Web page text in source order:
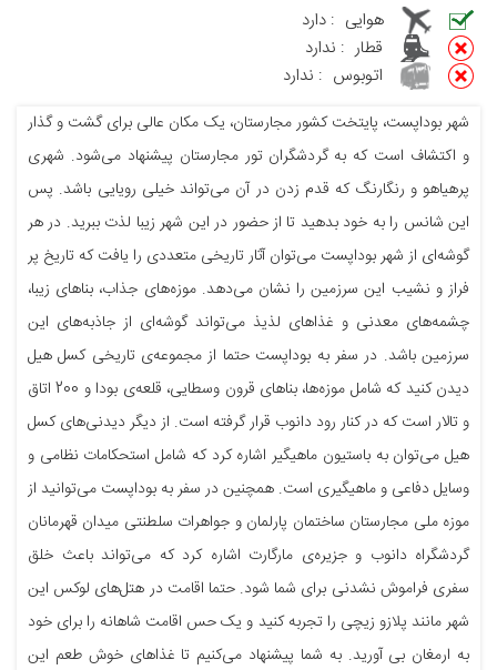
هوایی : دارد
قطار : ندارد
اتوبوس : ندارد
شهر بوداپست، پایتخت کشور مجارستان، یک مکان عالی برای گشت و گذار
و اکتشاف است که به گردشگران تور مجارستان پیشنهاد می‌شود. شهری
پرهیاهو و رنگارنگ که قدم زدن در آن می‌تواند خیلی رویایی باشد. پس
این شانس را به خود بدهید تا از حضور در این شهر زیبا لذت ببرید. در هر
گوشه‌ای از شهر بوداپست می‌توان آثار تاریخی متعددی را یافت که تاریخ پر
فراز و نشیب این سرزمین را نشان می‌دهد. موزه‌های جذاب، بناهای زیبا،
چشمه‌های معدنی و غذاهای لذیذ می‌تواند گوشه‌ای از جاذبه‌های این
سرزمین باشد. در سفر به بوداپست حتما از مجموعه‌ی تاریخی کسل هیل
دیدن کنید که شامل موزه‌ها، بناهای قرون وسطایی، قلعه‌ی بودا و 200 اتاق
و تالار است که در کنار رود دانوب قرار گرفته است. از دیگر دیدنی‌های کسل
هیل می‌توان به باستیون ماهیگیر اشاره کرد که شامل استحکامات نظامی و
وسایل دفاعی و ماهیگیری است. همچنین در سفر به بوداپست می‌توانید از
موزه ملی مجارستان ساختمان پارلمان و جواهرات سلطنتی میدان قهرمانان
گردشگراه دانوب و جزیره‌ی مارگارت اشاره کرد که می‌تواند باعث خلق
سفری فراموش نشدنی برای شما شود. حتما اقامت در هتل‌های لوکس این
شهر مانند پلازو زیچی را تجربه کنید و یک حس اقامت شاهانه را برای خود
به ارمغان بی آورید. به شما پیشنهاد می‌کنیم تا غذاهای خوش طعم این